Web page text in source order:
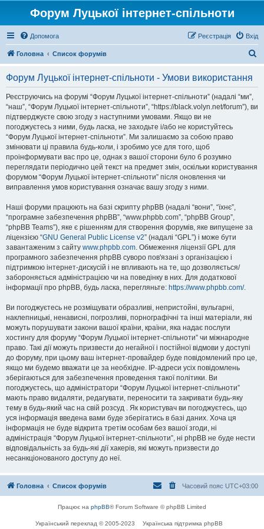
Форум Луцької інтернет-спільноти
Допомога Вхід
Реєстрація
Головна Список форумів
Форум Луцької інтернет-спільноти - Умови використання
Реєструючись на форумі “Форум Луцької інтернет-спільноти” (надалі “ми”,
“наш”, “Форум Луцької інтернет-спільноти”, “https://black.volyn.net/forum”), ви
підтверджуєте свою згоду з наступними умовами. Якщо ви не
погоджуєтесь з ними, будь ласка, не заходьте і/або не користуйтесь
“Форум Луцької інтернет-спільноти”. Ми залишаємо за собою право
змінювати ці правила будь-коли, і зробимо усе для того, щоб
проінформувати вас про це, однак з вашої сторони було б розумно
переглядати періодично цей текст на предмет змін, оскільки користування
форумом “Форум Луцької інтернет-спільноти” після оновлення чи
виправлення умов користування означає вашу згоду з ними.
Наші форуми працюють на базі скрипту phpBB (надалі “вони”, “їхнє”,
“програмне забезпечення phpBB”, “www.phpbb.com”, “phpBB Group”,
“phpBB Teams”), яке є рішенням для створення форумів, яке випущене за
ліцензією “GNU General Public License v2” (надалі “GPL”) і може бути
завантаженим з сайту www.phpbb.com. Обмеження ліцензії GPL для
програмного забезпечення phpBB суворо пов'язані з організацією і
підтримкою інтернет-дискусій і не впливають на те, що дозволяється/
забороняється адміністрацією чи на поведінку в них. Для додаткової
інформації про phpBB, будь ласка, перегляньте: https://www.phpbb.com/.
Ви погоджуєтесь не розміщувати образливі, непристойні, вульгарні,
наклепницькі, ненависні, погрозливі, порнографічні та інші матеріали, які
можуть порушувати закони вашої країни, країни, яка надає послуги
хостингу для форуму “Форум Луцької інтернет-спільноти” чи міжнародне
право. Такі дії можуть призвести до негайної і постійної відмови у доступі
до форуму, при цьому ваш інтернет-провайдер буде повідомлений про це,
якщо ми будемо вважати це за необхідне. IP-адреси усіх повідомлень
зберігаються для забезпечення проведення такої політики. Ви
погоджуєтесь, що адміністратори “Форум Луцької інтернет-спільноти”
мають право видаляти, редагувати, переносити та закривати будь-яку
тему в будь-який час на свій розсуд . Як користувач ви погоджуєтесь, що
уся інформація введена вами буде зберігатись в базі даних. Хоча ця
інформація не буде відкрита третім особам без вашої згоди, ні
адміністрація “Форум Луцької інтернет-спільноти”, ні phpBB не буде нести
відповідальність за будь-які дії хакерів, які можуть призвести до
несанкціонованого доступу до неї.
Головна Список форумів Часовий пояс UTC+03:00
Працює на phpBB® Forum Software © phpBB Limited
Український переклад © 2005-2023 Українська підтримка phpBB